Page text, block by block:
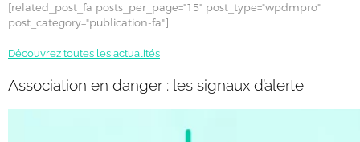
[related_post_fa posts_per_page="15" post_type="wpdmpro"
post_category="publication-fa"]
Découvrez toutes les actualités
Association en danger : les signaux d’alerte